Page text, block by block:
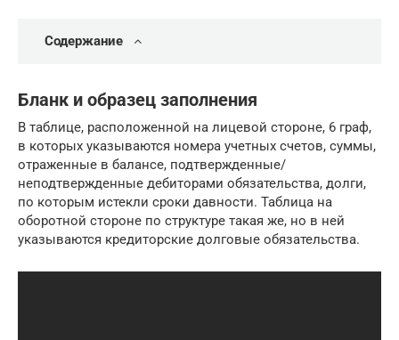
Содержание
Бланк и образец заполнения
В таблице, расположенной на лицевой стороне, 6 граф,
в которых указываются номера учетных счетов, суммы,
отраженные в балансе, подтвержденные/
неподтвержденные дебиторами обязательства, долги,
по которым истекли сроки давности. Таблица на
оборотной стороне по структуре такая же, но в ней
указываются кредиторские долговые обязательства.